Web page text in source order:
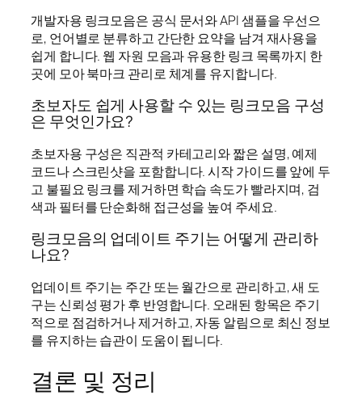
개발자용 링크모음은 공식 문서와 API 샘플을 우선으
로, 언어별로 분류하고 간단한 요약을 남겨 재사용을
쉽게 합니다. 웹 자원 모음과 유용한 링크 목록까지 한
곳에 모아 북마크 관리로 체계를 유지합니다.
초보자도 쉽게 사용할 수 있는 링크모음 구성
은 무엇인가요?
초보자용 구성은 직관적 카테고리와 짧은 설명, 예제
코드나 스크린샷을 포함합니다. 시작 가이드를 앞에 두
고 불필요 링크를 제거하면 학습 속도가 빨라지며, 검
색과 필터를 단순화해 접근성을 높여 주세요.
링크모음의 업데이트 주기는 어떻게 관리하
나요?
업데이트 주기는 주간 또는 월간으로 관리하고, 새 도
구는 신뢰성 평가 후 반영합니다. 오래된 항목은 주기
적으로 점검하거나 제거하고, 자동 알림으로 최신 정보
를 유지하는 습관이 도움이 됩니다.
결론 및 정리